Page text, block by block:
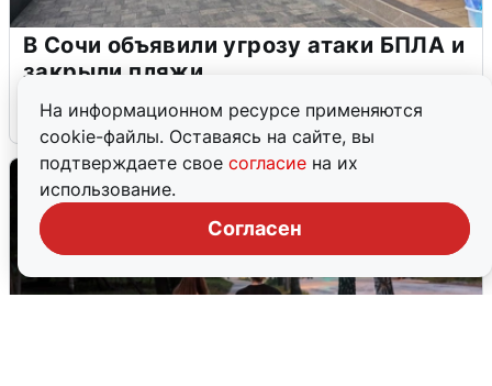
На информационном ресурсе применяются
cookie-файлы. Оставаясь на сайте, вы
подтверждаете свое согласие на их
использование.
Согласен
В Сочи объявили угрозу атаки БПЛА и
закрыли пляжи
6 августа 0